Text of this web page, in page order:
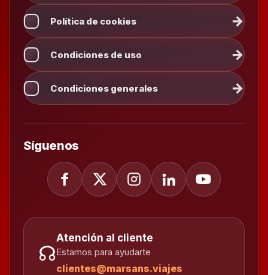
Política de cookies
Condiciones de uso
Condiciones generales
Síguenos
☊
Atención al cliente
Estamos para ayudarte
clientes@marsans.viajes